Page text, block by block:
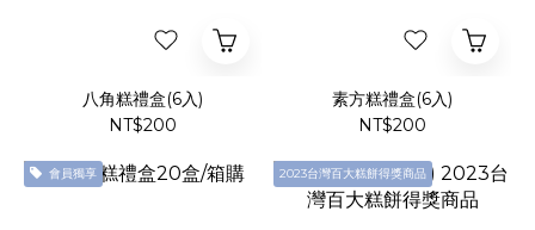
八角糕禮盒(6入)
NT$200
素方糕禮盒(6入)
NT$200
會員獨享 2023台灣百大糕餅得獎商品